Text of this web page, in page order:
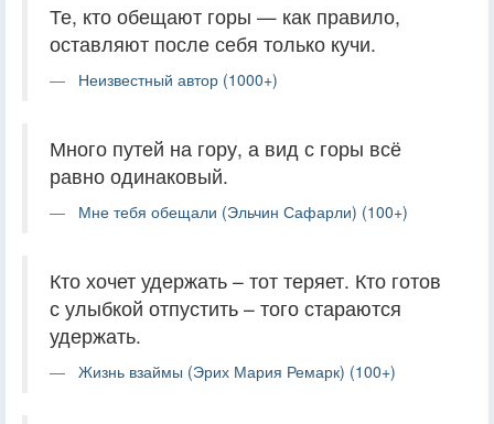
Те, кто обещают горы — как правило,
оставляют после себя только кучи.
Неизвестный автор (1000+)
Много путей на гору, а вид с горы всё
равно одинаковый.
Мне тебя обещали (Эльчин Сафарли) (100+)
Кто хочет удержать – тот теряет. Кто готов
с улыбкой отпустить – того стараются
удержать.
Жизнь взаймы (Эрих Мария Ремарк) (100+)